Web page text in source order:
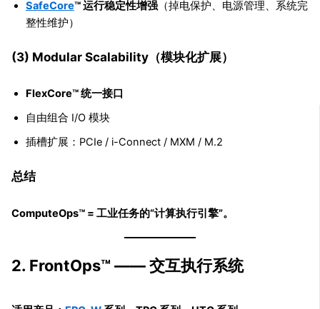
SafeCore™ 运行稳定性增强（掉电保护、电源管理、系统完
整性维护）
(3) Modular Scalability（模块化扩展）
FlexCore™ 统一接口
自由组合 I/O 模块
插槽扩展：PCIe / i-Connect / MXM / M.2
总结
ComputeOps™ = 工业任务的“计算执行引擎”。
2. FrontOps™ —— 交互执行系统